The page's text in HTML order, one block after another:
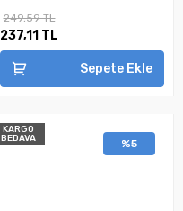
249,59 TL
237,11 TL
Sepete Ekle
KARGO
BEDAVA
%5